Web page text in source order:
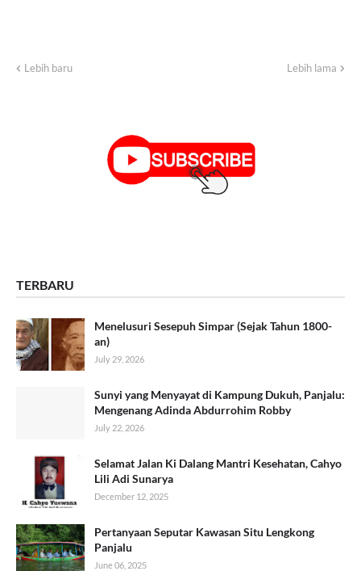
Lebih baru Lebih lama
TERBARU
Menelusuri Sesepuh Simpar (Sejak Tahun 1800-
an)
July 29, 2026
Sunyi yang Menyayat di Kampung Dukuh, Panjalu:
Mengenang Adinda Abdurrohim Robby
July 22, 2026
Selamat Jalan Ki Dalang Mantri Kesehatan, Cahyo
Lili Adi Sunarya
December 12, 2025
Pertanyaan Seputar Kawasan Situ Lengkong
Panjalu
June 06, 2025